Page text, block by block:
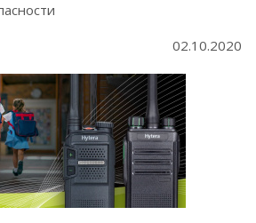
02.10.2020